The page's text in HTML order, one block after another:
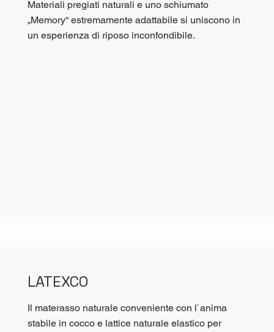
Materiali pregiati naturali e uno schiumato
„Memory“ estremamente adattabile si uniscono in
un esperienza di riposo inconfondibile.
LATEXCO
Il materasso naturale conveniente con l`anima
stabile in cocco e lattice naturale elastico per